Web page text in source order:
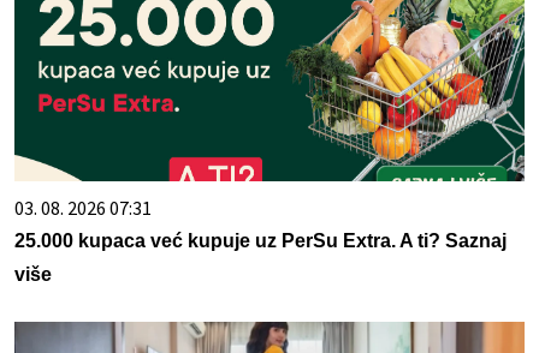
03. 08. 2026 07:31
25.000 kupaca već kupuje uz PerSu Extra. A ti? Saznaj
više